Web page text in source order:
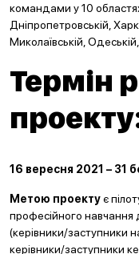
командами у 10
Дніпропетровській,
Миколаївській,
Термін
16 вересня 2021 – 31
Метою проектує
професійного навчання
(керівники/заступники
керівники/заступники